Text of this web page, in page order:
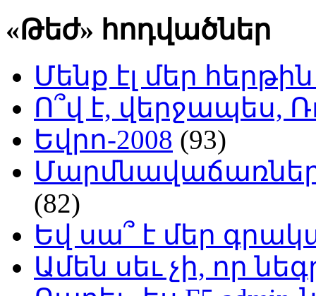
«Թեժ» հոդվածներ
Մենք էլ մեր
Ո՞վ է, վերջապես,
Եվրո-2008 (93)
Մարմնավաճառներ
(82)
Եվ սա՞ է մեր
Ամեն սեւ չի, որ